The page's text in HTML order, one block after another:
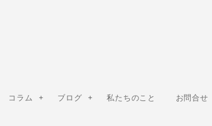
コラム ブログ 私たちのこと お問合せ